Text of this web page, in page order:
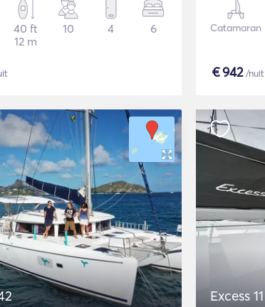
40 ft
12 m
10 4 6 Catamaran
€942/nuit
Excess 11